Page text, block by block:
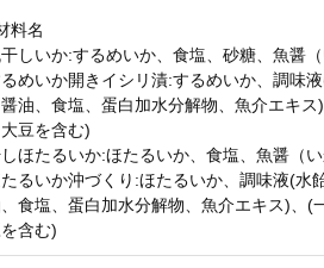
料名
干しいか:するめいか、食塩、砂糖、魚醤（
るめいか開きイシリ漬:するめいか、調味
油、食塩、蛋白加水分解物、魚介エキ
豆を含む)
しほたるいか:ほたるいか、食塩、魚醤（い
たるいか沖づくり:ほたるいか、調味液(水
食塩、蛋白加水分解物、魚介エキス)、(
含む)